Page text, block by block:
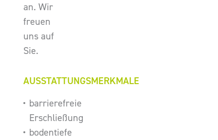
an. Wir
freuen
uns auf
Sie.
AUSSTATTUNGSMERKMALE
barrierefreie
Erschließung
bodentiefe